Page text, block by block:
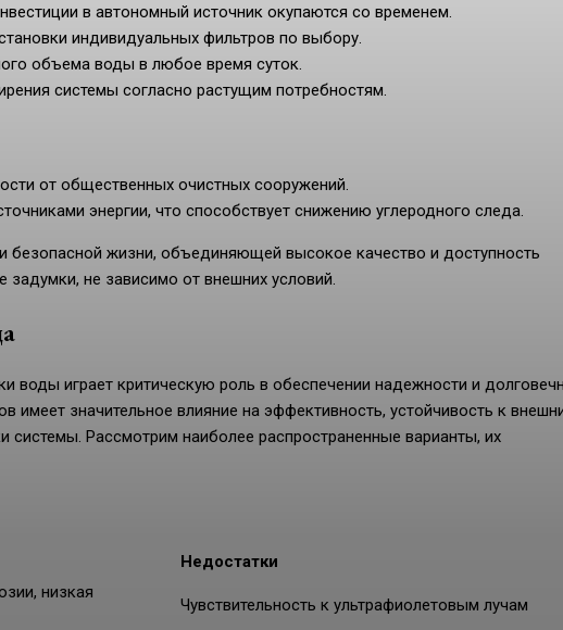
в автономный источник окупаются со временем.
индивидуальных фильтров по выбору.
объема воды в любое время суток.
системы согласно растущим потребностям.
от общественных очистных сооружений.
энергии, что способствует снижению углеродного следа.
безопасной жизни, объединяющей высокое качество и доступность
не зависимо от внешних условий.
воды играет критическую роль в обеспечении надежности и
имеет значительное влияние на эффективность, устойчивость к
системы. Рассмотрим наиболее распространенные варианты, их
Недостатки
низкая
Чувствительность к ультрафиолетовым лучам